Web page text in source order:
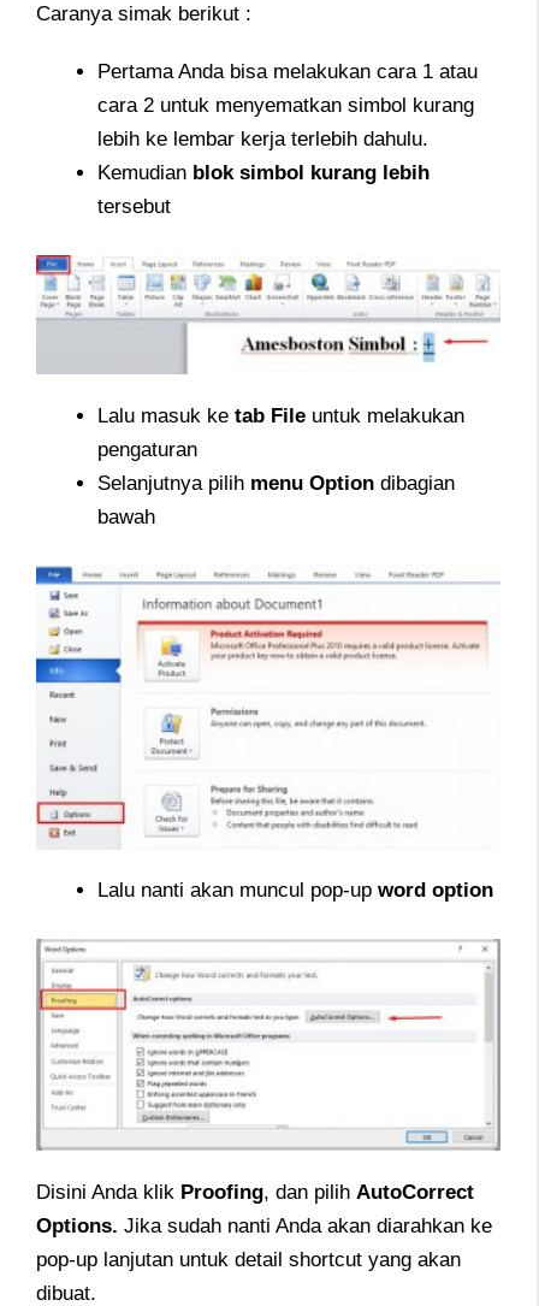
Caranya simak berikut :
Pertama Anda bisa melakukan cara 1 atau
cara 2 untuk menyematkan simbol kurang
lebih ke lembar kerja terlebih dahulu.
Kemudian blok simbol kurang lebih
tersebut
Lalu masuk ke tab File untuk melakukan
pengaturan
Selanjutnya pilih menu Option dibagian
bawah
Lalu nanti akan muncul pop-up word option
Disini Anda klik Proofing, dan pilih AutoCorrect
Options. Jika sudah nanti Anda akan diarahkan ke
pop-up lanjutan untuk detail shortcut yang akan
dibuat.